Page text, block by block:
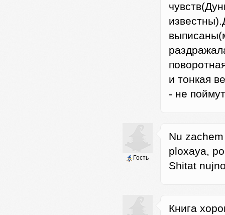
и тонкая
- не
Гость
Nu
ploxaya,
Shitat
Книга